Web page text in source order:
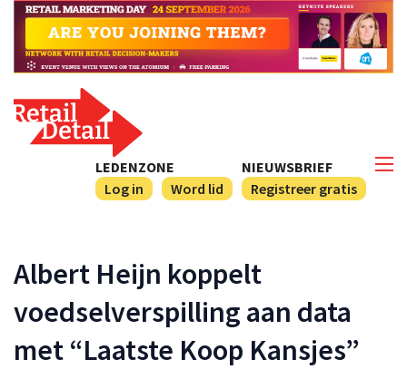
NIEUWSBRIEF
Registreer gratis
LEDENZONE
Log in
Word lid
Albert Heijn koppelt
voedselverspilling aan data
met “Laatste Koop Kansjes”